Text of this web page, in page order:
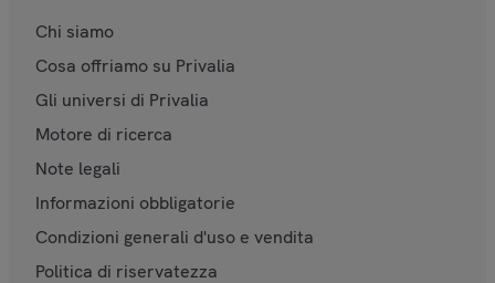
Chi siamo
Cosa offriamo su Privalia
Gli universi di Privalia
Motore di ricerca
Note legali
Informazioni obbligatorie
Condizioni generali d'uso e vendita
Politica di riservatezza